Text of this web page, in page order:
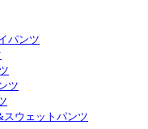
パンツ
ツ
スウェットパンツ